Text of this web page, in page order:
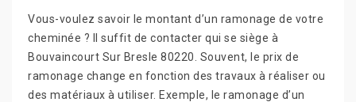
Vous-voulez savoir le montant d’un ramonage de votre
cheminée ? Il suffit de contacter qui se siège à
Bouvaincourt Sur Bresle 80220. Souvent, le prix de
ramonage change en fonction des travaux à réaliser ou
des matériaux à utiliser. Exemple, le ramonage d’un